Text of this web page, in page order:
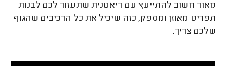
מאוד חשוב להתייעץ עם דיאטנית שתעזור לכם לבנות
תפריט מאוזן ומספק, כזה שיכיל את כל הרכיבים שהגוף
שלכם צריך.